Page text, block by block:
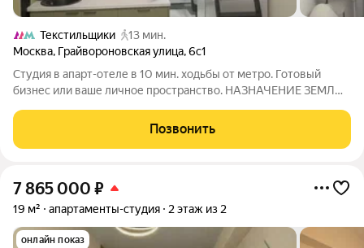
Текстильщики
13 мин.
Москва, Грайвороновская улица,6с1
Студия в апарт-отеле в 10 мин. ходьбы от метро. Готовый
бизнес или ваше личное пространство. НАЗHАЧEНИЕ ЗEМЛИ
идеальный вариант для: Инвесторов, ищущих готовый
арендный бизнес с высоким доходом или для
Позвонить
7 865 000 ₽
19 м² апартаменты-студия 2 этаж из 2
онлайн показ